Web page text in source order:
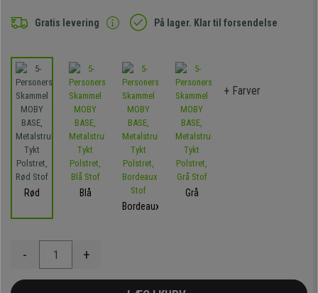
Gratis levering På lager. Klar til forsendelse
Rød
Blå
Bordeaux
Grå
+ Farver
- +